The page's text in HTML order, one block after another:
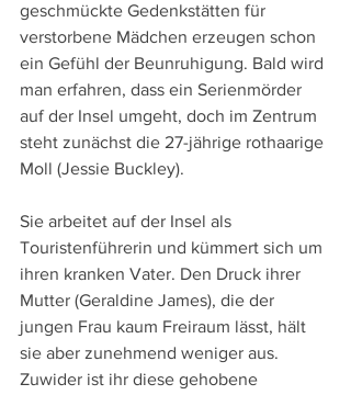
geschmückte Gedenkstätten für
verstorbene Mädchen erzeugen schon
ein Gefühl der Beunruhigung. Bald wird
man erfahren, dass ein Serienmörder
auf der Insel umgeht, doch im Zentrum
steht zunächst die 27-jährige rothaarige
Moll (Jessie Buckley).
Sie arbeitet auf der Insel als
Touristenführerin und kümmert sich um
ihren kranken Vater. Den Druck ihrer
Mutter (Geraldine James), die der
jungen Frau kaum Freiraum lässt, hält
sie aber zunehmend weniger aus.
Zuwider ist ihr diese gehobene